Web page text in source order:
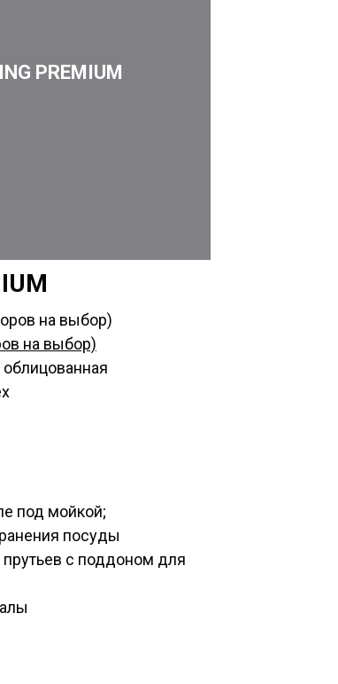
на выбор)
на выбор)
под мойкой;
посуды
прутьев с поддоном для
PREMIUM